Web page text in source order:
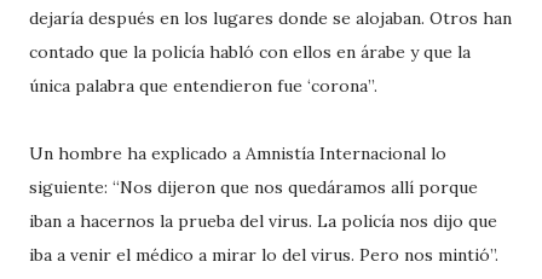
dejaría después en los lugares donde se alojaban. Otros han
contado que la policía habló con ellos en árabe y que la
única palabra que entendieron fue ‘corona’’.
Un hombre ha explicado a Amnistía Internacional lo
siguiente: “Nos dijeron que nos quedáramos allí porque
iban a hacernos la prueba del virus. La policía nos dijo que
iba a venir el médico a mirar lo del virus. Pero nos mintió”.